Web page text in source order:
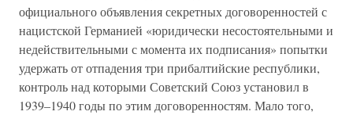
официального объявления секретных договоренностей с
нацистской Германией «юридически несостоятельными и
недействительными с момента их подписания» попытки
удержать от отпадения три прибалтийские республики,
контроль над которыми Советский Союз установил в
1939–1940 годы по этим договоренностям. Мало того,